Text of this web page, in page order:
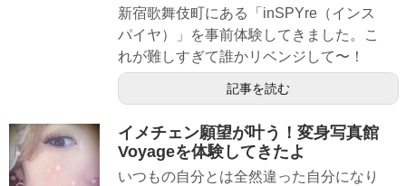
新宿歌舞伎町にある「inSPYre（インス
パイヤ）」を事前体験してきました。こ
れが難しすぎて誰かリベンジして〜！
記事を読む
イメチェン願望が叶う！変身写真館
Voyageを体験してきたよ
いつもの自分とは全然違った自分になり